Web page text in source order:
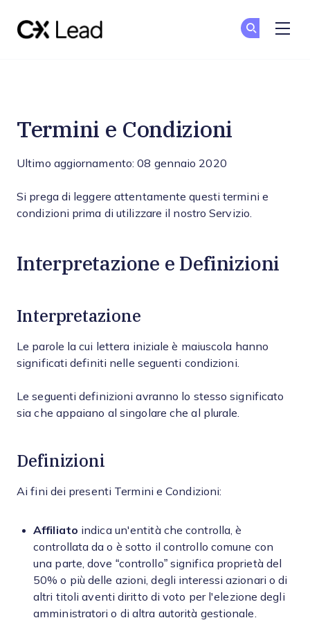
Termini e Condizioni
Ultimo aggiornamento: 08 gennaio 2020
Si prega di leggere attentamente questi termini e
condizioni prima di utilizzare il nostro Servizio.
Interpretazione e Definizioni
Interpretazione
Le parole la cui lettera iniziale è maiuscola hanno
significati definiti nelle seguenti condizioni.
Le seguenti definizioni avranno lo stesso significato
sia che appaiano al singolare che al plurale.
Definizioni
Ai fini dei presenti Termini e Condizioni:
Affiliato indica un'entità che controlla, è
controllata da o è sotto il controllo comune con
una parte, dove “controllo” significa proprietà del
50% o più delle azioni, degli interessi azionari o di
altri titoli aventi diritto di voto per l'elezione degli
amministratori o di altra autorità gestionale.